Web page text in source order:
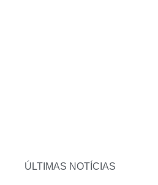
ÚLTIMAS NOTÍCIAS